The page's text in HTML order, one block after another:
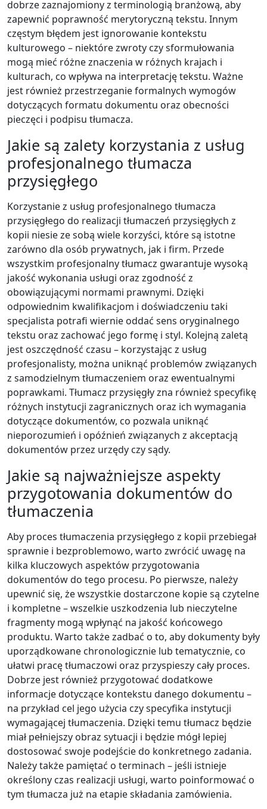
dobrze zaznajomiony z terminologią branżową, aby
zapewnić poprawność merytoryczną tekstu. Innym
częstym błędem jest ignorowanie kontekstu
kulturowego – niektóre zwroty czy sformułowania
mogą mieć różne znaczenia w różnych krajach i
kulturach, co wpływa na interpretację tekstu. Ważne
jest również przestrzeganie formalnych wymogów
dotyczących formatu dokumentu oraz obecności
pieczęci i podpisu tłumacza.
Jakie są zalety korzystania z usług
profesjonalnego tłumacza
przysięgłego
Korzystanie z usług profesjonalnego tłumacza
przysięgłego do realizacji tłumaczeń przysięgłych z
kopii niesie ze sobą wiele korzyści, które są istotne
zarówno dla osób prywatnych, jak i firm. Przede
wszystkim profesjonalny tłumacz gwarantuje wysoką
jakość wykonania usługi oraz zgodność z
obowiązującymi normami prawnymi. Dzięki
odpowiednim kwalifikacjom i doświadczeniu taki
specjalista potrafi wiernie oddać sens oryginalnego
tekstu oraz zachować jego formę i styl. Kolejną zaletą
jest oszczędność czasu – korzystając z usług
profesjonalisty, można uniknąć problemów związanych
z samodzielnym tłumaczeniem oraz ewentualnymi
poprawkami. Tłumacz przysięgły zna również specyfikę
różnych instytucji zagranicznych oraz ich wymagania
dotyczące dokumentów, co pozwala uniknąć
nieporozumień i opóźnień związanych z akceptacją
dokumentów przez urzędy czy sądy.
Jakie są najważniejsze aspekty
przygotowania dokumentów do
tłumaczenia
Aby proces tłumaczenia przysięgłego z kopii przebiegał
sprawnie i bezproblemowo, warto zwrócić uwagę na
kilka kluczowych aspektów przygotowania
dokumentów do tego procesu. Po pierwsze, należy
upewnić się, że wszystkie dostarczone kopie są czytelne
i kompletne – wszelkie uszkodzenia lub nieczytelne
fragmenty mogą wpłynąć na jakość końcowego
produktu. Warto także zadbać o to, aby dokumenty były
uporządkowane chronologicznie lub tematycznie, co
ułatwi pracę tłumaczowi oraz przyspieszy cały proces.
Dobrze jest również przygotować dodatkowe
informacje dotyczące kontekstu danego dokumentu –
na przykład cel jego użycia czy specyfika instytucji
wymagającej tłumaczenia. Dzięki temu tłumacz będzie
miał pełniejszy obraz sytuacji i będzie mógł lepiej
dostosować swoje podejście do konkretnego zadania.
Należy także pamiętać o terminach – jeśli istnieje
określony czas realizacji usługi, warto poinformować o
tym tłumacza już na etapie składania zamówienia.